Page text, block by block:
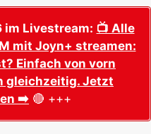
im Livestream: 📺 Alle
mit Joyn+ streamen:
Einfach von vorn
gleichzeitig. Jetzt
➡️ 🔴 +++